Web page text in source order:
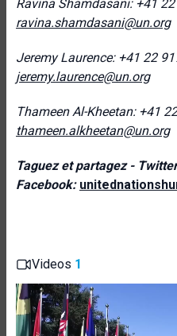
Ravina Shamdasani: +41
ravina.shamdasani@un.org
Jeremy Laurence: +41 22
jeremy.laurence@un.org
Thameen Al-Kheetan: +41
thameen.alkheetan@un.org
Taguez et partagez -
Facebook:
Videos 1